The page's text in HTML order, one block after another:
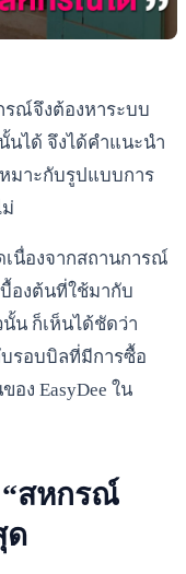
ณ์จึงต้องหาระบบ
นได้ จึงได้คำแนะนำ
มาะกับรูปแบบการ
นื่องจากสถานการณ์
องต้นที่ใช้มากับ
น ก็เห็นได้ชัดว่า
รอบบิลที่มีการซื้อ
อง EasyDee ใน
“สหกรณ์
ด